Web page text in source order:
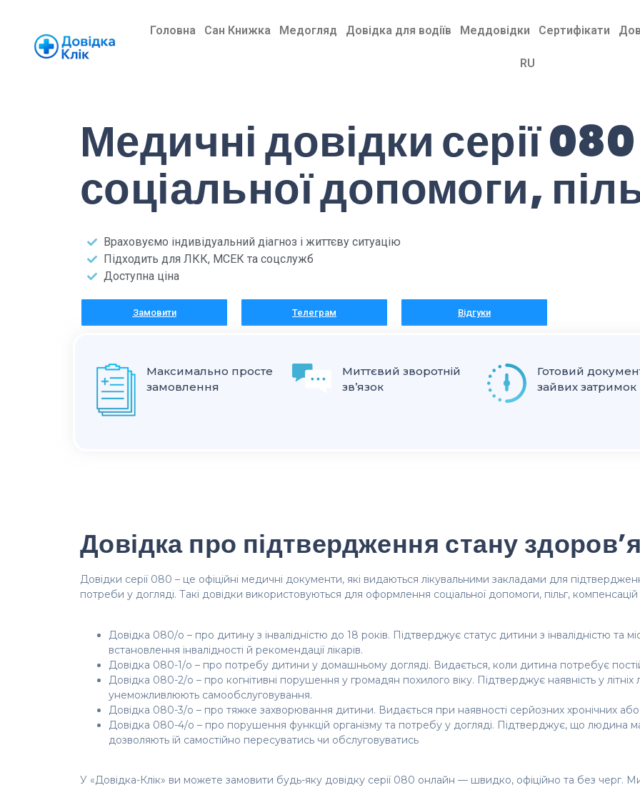
Головна Сан Книжка Медогляд Довідка для водіїв Меддовідки Сертифікати
RU
Медичні довідки серії
соціальної допомоги,
Враховуємо індивідуальний діагноз і життєву ситуацію
Підходить для ЛКК, МСЕК та соцслужб
Доступна ціна
Замовити Телеграм Відгуки
Максимально просте
замовлення
Миттєвий зворотній
зв’язок
Готовий
зайвих затримок
Довідка про підтвердження стану
Довідки серії 080 – це офіційні медичні документи, які видаються лікувальними закладами для
потреби у догляді. Такі довідки використовуються для оформлення соціальної допомоги, пільг,
Довідка 080/о – про дитину з інвалідністю до 18 років. Підтверджує статус дитини з інвалідністю та
встановлення інвалідності й рекомендації лікарів.
Довідка 080-1/о – про потребу дитини у домашньому догляді. Видається, коли дитина потребує
Довідка 080-2/о – про когнітивні порушення у громадян похилого віку. Підтверджує наявність у
унеможливлюють самообслуговування.
Довідка 080-3/о – про тяжке захворювання дитини. Видається при наявності серйозних хронічних
Довідка 080-4/о – про порушення функцій організму та потребу у догляді. Підтверджує, що людина
дозволяють їй самостійно пересуватись чи обслуговуватись
У «Довідка-Клік» ви можете замовити будь-яку довідку серії 080 онлайн — швидко, офіційно та без черг.